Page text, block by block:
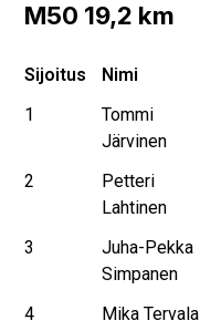
M50 19,2 km
Sijoitus Nimi
1
Tommi
Järvinen
2
Petteri
Lahtinen
3
Juha-Pekka
Simpanen
4 Mika Tervala